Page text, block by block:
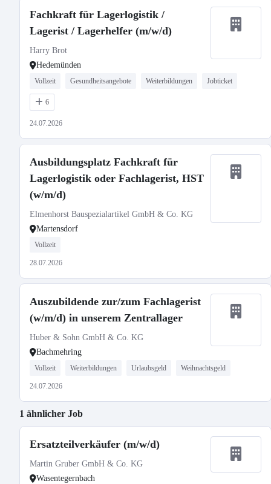
Fachkraft für Lagerlogistik /
Lagerist / Lagerhelfer (m/w/d)
Harry Brot
Hedemünden
Vollzeit Gesundheitsangebote Weiterbildungen Jobticket
6
24.07.2026
Ausbildungsplatz Fachkraft für
Lagerlogistik oder Fachlagerist, HST
(w/m/d)
Elmenhorst Bauspezialartikel GmbH & Co. KG
Martensdorf
Vollzeit
28.07.2026
Auszubildende zur/zum Fachlagerist
(w/m/d) in unserem Zentrallager
Huber & Sohn GmbH & Co. KG
Bachmehring
Vollzeit Weiterbildungen Urlaubsgeld Weihnachtsgeld
24.07.2026
1 ähnlicher Job
Ersatzteilverkäufer (m/w/d)
Martin Gruber GmbH & Co. KG
Wasentegernbach